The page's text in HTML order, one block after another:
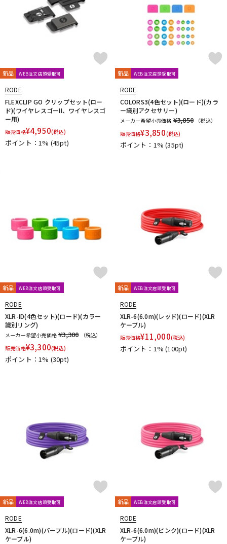
新品 WEB注文店頭受取可
RODE
FLEXCLIP GO クリップセット(ロー
ド)(ワイヤレスゴーII、ワイヤレスゴ
ー用)
販売価格¥4,950(税込)
ポイント：1% (45pt)
新品 WEB注文店頭受取可
RODE
COLORS3(4色セット)(ロード)(カラ
ー識別アクセサリー)
メーカー希望小売価格 ¥3,850
（税込）
販売価格¥3,850(税込)
ポイント：1%(35pt)
新品 WEB注文店頭受取可
RODE
XLR-ID(4色セット)(ロード)(カラー
識別リング)
メーカー希望小売価格 ¥3,300
（税込）
販売価格¥3,300(税込)
ポイント：1% (30pt)
新品 WEB注文店頭受取可
RODE
XLR-6(6.0m)(レッド)(ロード)(XLR
ケーブル)
販売価格¥11,000(税込)
ポイント：1%(100pt)
新品 WEB注文店頭受取可
RODE
XLR-6(6.0m)(パープル)(ロード)(XLR
ケーブル)
新品 WEB注文店頭受取可
RODE
XLR-6(6.0m)(ピンク)(ロード)(XLR
ケーブル)